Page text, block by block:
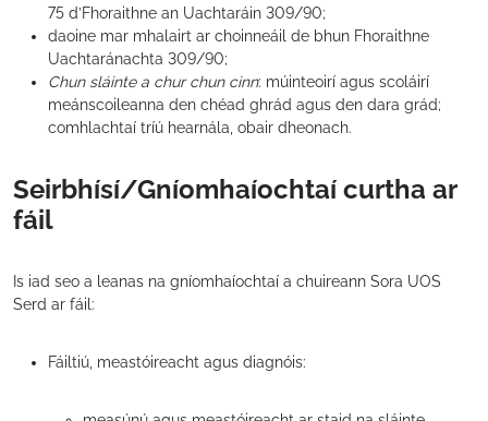
75 d’Fhoraithne an Uachtaráin 309/90;
daoine mar mhalairt ar choinneáil de bhun Fhoraithne
Uachtaránachta 309/90;
Chun sláinte a chur chun cinn: múinteoirí agus scoláirí
meánscoileanna den chéad ghrád agus den dara grád;
comhlachtaí tríú hearnála, obair dheonach.
Seirbhísí/Gníomhaíochtaí curtha ar
fáil
Is iad seo a leanas na gníomhaíochtaí a chuireann Sora UOS
Serd ar fáil:
Fáiltiú, meastóireacht agus diagnóis: